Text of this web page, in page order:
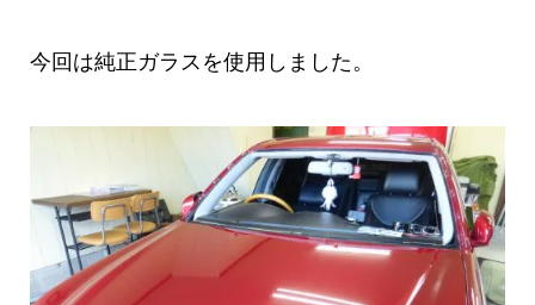
今回は純正ガラスを使用しました。